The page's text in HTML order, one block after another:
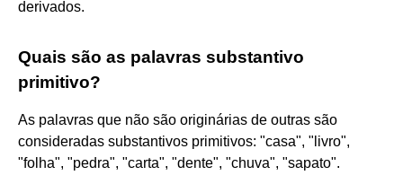
derivados.
Quais são as palavras substantivo
primitivo?
As palavras que não são originárias de outras são
consideradas substantivos primitivos: "casa", "livro",
"folha", "pedra", "carta", "dente", "chuva", "sapato".